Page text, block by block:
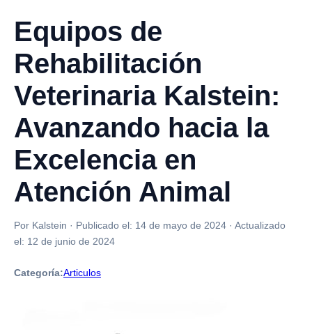
Equipos de
Rehabilitación
Veterinaria Kalstein:
Avanzando hacia la
Excelencia en
Atención Animal
Por Kalstein · Publicado el: 14 de mayo de 2024 · Actualizado
el: 12 de junio de 2024
Categoría:Articulos